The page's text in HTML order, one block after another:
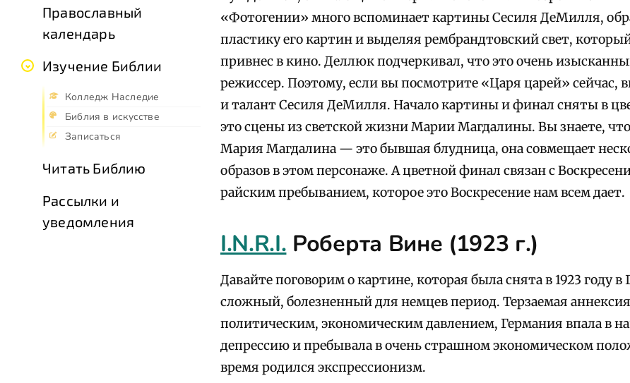
Православный
календарь
Изучение Библии
Колледж Наследие
Библия в искусстве
Записаться
Читать Библию
Рассылки и
уведомления
«Фотогении» много вспоминает картины Сесиля ДеМилля,
пластику его картин и выделяя рембрандтовский свет,
привнес в кино. Деллюк подчеркивал, что это очень
режиссер. Поэтому, если вы посмотрите «Царя царей» сейчас,
и талант Сесиля ДеМилля. Начало картины и финал сняты в
это сцены из светской жизни Марии Магдалины. Вы знаете,
Мария Магдалина — это бывшая блудница, она совмещает
образов в этом персонаже. А цветной финал связан с
райским пребыванием, которое это Воскресение нам всем дает.
I.N.R.I. Роберта Вине (1923 г.)
Давайте поговорим о картине, которая была снята в 1923 году в
сложный, болезненный для немцев период. Терзаемая
политическим, экономическим давлением, Германия впала в
депрессию и пребывала в очень страшном экономическом
время родился экспрессионизм.